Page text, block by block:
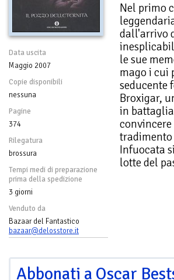
Data uscita
Maggio 2007
Copie disponibili
nessuna
Pagine
374
Rilegatura
brossura
Tempi medi di preparazione
prima della spedizione
3 giorni
Venduto da
Bazaar del Fantastico
bazaar@delosstore.it
Nel primo
dall'arrivo
le sue
mago i cui
seducente
Broxigar,
in
Infuocata
lotte del
Abbonati a Oscar